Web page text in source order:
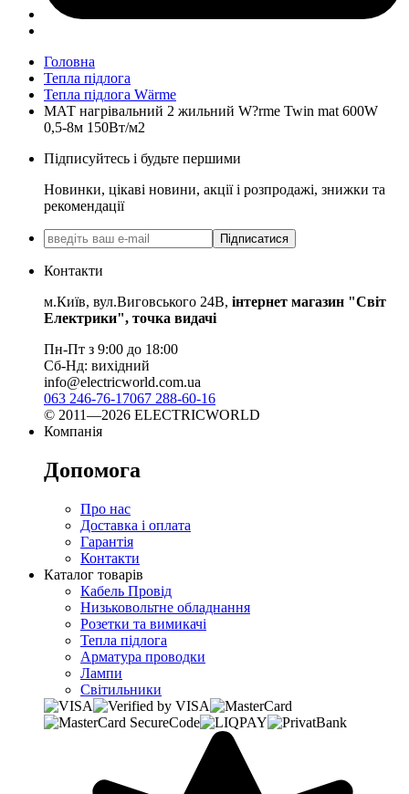
Головна
Тепла підлога
Тепла підлога Wärme
МАТ нагрівальний 2 жильний W?rme Twin mat 600W
0,5-8м 150Вт/м2
Підписуйтесь і будьте першими
Новинки, цікаві новини, акції і розпродажі, знижки та
рекомендації
Підписатися
Контакти
м.Київ, вул.Виговського 24В, інтернет магазин "Світ
Електрики", точка видачі
Пн-Пт з 9:00 до 18:00
Сб-Нд: вихідний
info@electricworld.com.ua
063 246-76-17067 288-60-16
© 2011—2026 ELECTRICWORLD
Компанія
Допомога
Про нас
Доставка і оплата
Гарантія
Контакти
Каталог товарів
Кабель Провід
Низьковольтне обладнання
Розетки та вимикачі
Тепла підлога
Арматура проводки
Лампи
Світильники